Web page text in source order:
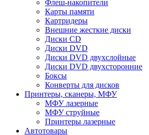
Флеш-накопители
Карты памяти
Картридеры
Внешние жесткие диски
Диски CD
Диски DVD
Диски DVD двухслойные
Диски DVD двухсторонние
Боксы
Конверты для дисков
Принтеры, сканеры, МФУ
МФУ лазерные
МФУ струйные
Принтеры лазерные
Автотовары